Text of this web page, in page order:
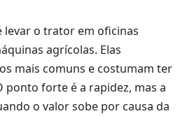
levar o trator em oficinas
agrícolas. Elas
mais comuns e costumam ter
ponto forte é a rapidez, mas a
o valor sobe por causa da